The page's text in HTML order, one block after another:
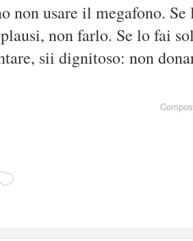
non usare il megafono.
non farlo. Se lo fai
sii dignitoso: non